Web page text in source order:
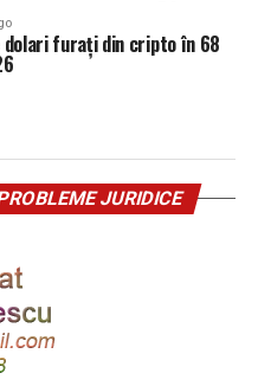
dolari furați din cripto în 68
JURIDICE